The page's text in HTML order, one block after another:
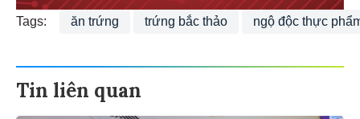
Tags: ăn trứng trứng bắc thảo ngộ độc thực
Tin liên quan